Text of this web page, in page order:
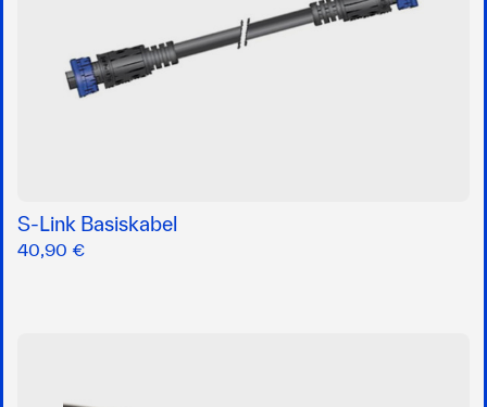
S-Link Basiskabel
40,90 €